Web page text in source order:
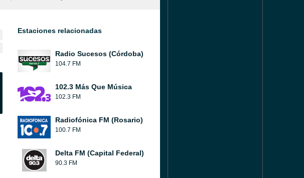
Estaciones relacionadas
Radio Sucesos (Córdoba)
104.7 FM
102.3 Más Que Música
102.3 FM
Radiofónica FM (Rosario)
100.7 FM
Delta FM (Capital Federal)
90.3 FM